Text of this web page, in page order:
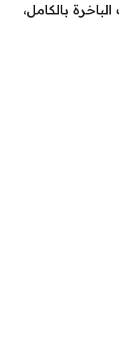
بالكامل،